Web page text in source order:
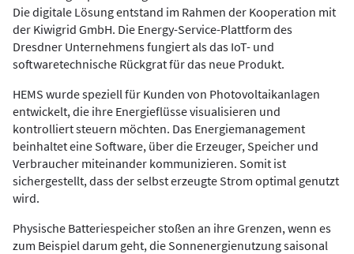
Die digitale Lösung entstand im Rahmen der Kooperation mit
der Kiwigrid GmbH. Die Energy-Service-Plattform des
Dresdner Unternehmens fungiert als das IoT- und
softwaretechnische Rückgrat für das neue Produkt.
HEMS wurde speziell für Kunden von Photovoltaikanlagen
entwickelt, die ihre Energieflüsse visualisieren und
kontrolliert steuern möchten. Das Energiemanagement
beinhaltet eine Software, über die Erzeuger, Speicher und
Verbraucher miteinander kommunizieren. Somit ist
sichergestellt, dass der selbst erzeugte Strom optimal genutzt
wird.
Physische Batteriespeicher stoßen an ihre Grenzen, wenn es
zum Beispiel darum geht, die Sonnenergienutzung saisonal